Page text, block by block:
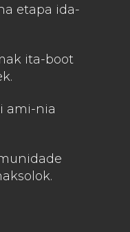
etapa ida-
ita-boot
ami-nia